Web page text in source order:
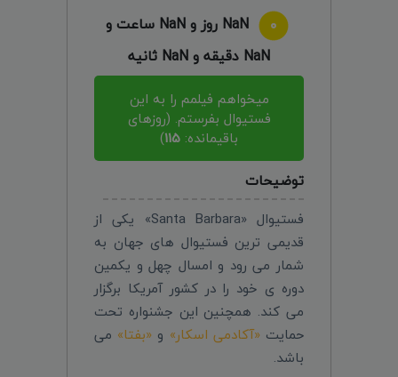
NaN روز و NaN ساعت و
NaN دقیقه و NaN ثانیه
میخواهم فیلمم را به این
فستیوال بفرستم. (روزهای
باقیمانده: 115
)
توضیحات
فستیوال «Santa Barbara» یکی از
قدیمی ترین فستیوال های جهان به
شمار می رود و امسال چهل و یکمین
دوره ی خود را در کشور آمریکا برگزار
می کند. همچنین این جشنواره تحت
حمایت «آکادمی اسکار» و «بفتا» می
باشد.